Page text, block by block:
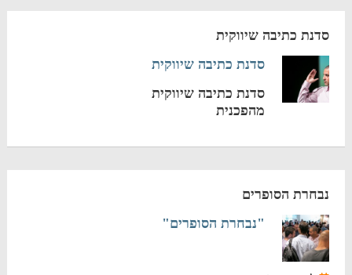
סדנת כתיבה שיווקית
סדנת כתיבה שיווקית
סדנת כתיבה שיווקית
מהפכנית
נבחרת הסופרים
"נבחרת הסופרים"